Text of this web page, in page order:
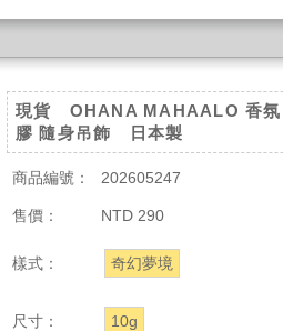
現貨 OHANA MAHAALO 香氛
膠 隨身吊飾 日本製
商品編號： 202605247
售價： NTD 290
樣式： 奇幻夢境
尺寸： 10g